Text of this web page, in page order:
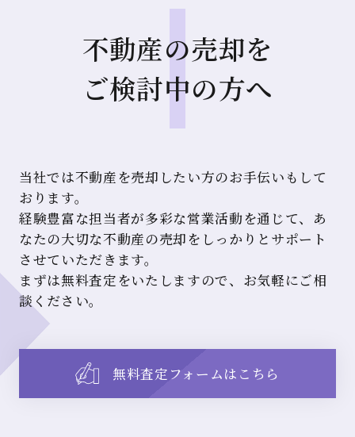
不動産の売却を
ご検討中の方へ
当社では不動産を売却したい方のお手伝いもして
おります。
経験豊富な担当者が多彩な営業活動を通じて、あ
なたの大切な不動産の売却をしっかりとサポート
させていただきます。
まずは無料査定をいたしますので、お気軽にご相
談ください。
無料査定フォームはこちら